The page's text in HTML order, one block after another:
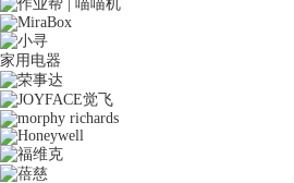
家用电器